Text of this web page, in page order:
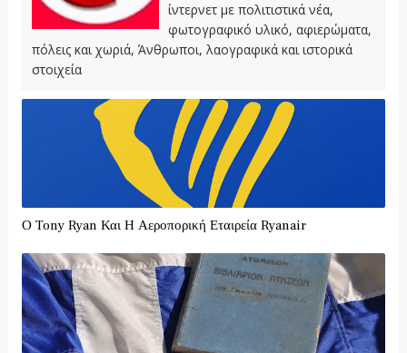
ίντερνετ με πολιτιστικά νέα,
φωτογραφικό υλικό, αφιερώματα,
πόλεις και χωριά, Άνθρωποι, λαογραφικά και ιστορικά
στοιχεία
Ο Tony Ryan Και Η Αεροπορική Εταιρεία Ryanair